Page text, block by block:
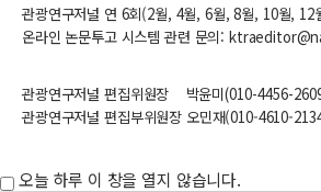
관광연구저널 연 6회(2월, 4월, 6월, 8월, 10월, 12
온라인 논문투고 시스템 관련 문의:
관광연구저널 편집위원장 박윤미(010-4456-
관광연구저널 편집부위원장 오민재(010-4610-
오늘 하루 이 창을 열지 않습니다.